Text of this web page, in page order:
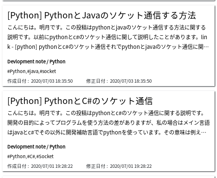
なスクリプトを管理する場合があります。例えば、logファイル整理からデータベー
スバックアップ、マイグレーション、jenkinsなどで様々なスクリプトがあります。
スクリプトだけではなく、パラメータによって実行する対象も設定する時もありま
す。それをただコンソールやスクリプトで管理することよりはウェブブラウザを利用
する画面で管理することがよいと思って使います。(ロカールスクリプト管理ツール
でjavaやphp、iisなどで管理することは大変です。)それならすごく簡単にウェブサ
ーバーを構築します。ただ、静的なウェブサーバでwebsocketを設定して運用しても
よいです。link - [python] websocketを使う方法でも、ここでは静的なサーバーを
構築してjavascriptのwebsocketを使うための説明ではありません。動的なサーバ
なのでその対策でnode.jsのsocket.ioとpythonのwebsocketがあります。グーグル
で検索するとphpのwebsocketの対策でsocket.ioの説明が多いです。いつか機会が
あればnode.jsも説明したいですが、個人的にnode.jsを好きではありません。node.j
sの言語的に限界があることよりpythonの良いローカルスクリプトがあるのに、あえ
てなぜ？と認識があるのでです。そしてsocket.ioは正確にwebsocket技術ではあり
ません。ajax long polling技術ということでhttpプロトコルでrequest＆response後
に接続をすぐに切ることではなく、少しギャップをあげることです。なので、データ
が変わる時にブラウザにとって再要求をするようにすることです。ユーザが感じるに
は、httpのプーリングで、まるで接続が接続を維持するような効果を出す方法です。
しかし、tcpで同期的に連結していることではないので、いろいろなバグが発生しま
す。代表的なのが反応が遅い点がありますね。なので私の場合はpythonのwebsock
etの実装がいいではないかと思います。pythonでwebsocketを使うためにライブラ
リをダウンロードしなければならないです。インストールが完了すればwebsocketス
クリプトを作成しましょう。そしてクライアントはローカルの適当な場所にhtmlフ
ァイルで作成します。（pythonでwebサーバーを実装していないため、webブラウ
ザを実行すべきhtmlファイルが必要です。）ウェブブラウザでの上に作成したhtml
を実行すると、j
[Python] PythonとJavaのソケット通信する方法
こんにちは。明月です。この投稿はpythonとjavaのソケット通信する方法に関する
説明です。以前にpythonとc#のソケット通信に関して説明したことがあります。lin
k - [python] pythonとc#のソケット通信それでpythonとjavaのソケット通信に関し
思えば9割がトムキャットを利用するウェブプロジェクトになります。トムキャット
を利用するのでウェブプロジェクトになりますが、内部でthreadを一つ作ってソケ
ットサーバを待機してモバイルクライアントや各種アプリケーションが接続するサー
バーを開発する時もあります。つまり、内部重要なプログラムの流れはソケットサー
バですが、ソケットサーバをコントロールプログラムはウェブプロジェクトで開発す
ることです。そのため、javaでソケット通信する時が全然ないことではないので、そ
のようなc#みたいに模擬サーバやクライアントが必要です。pythonのサーバソケッ
トを作成しましょう。link - [python] 18. ネットワーク(socket)通信する方法データ
サイズの転送バイトはlittleエンディアンを使います。次はクライアントをjavaで作成
しましょう。上の例をみればclient(java)で10回のメッセージを送る時、メッセージ
にindex番号を付けて送信しました。順番通りに受信することを確認できます。サー
バにはメッセージを受け取ってコンソールに出力して「echo:」メッセージを付けっ
Devlopment note / Python
#Python #java #socket
作成日付 : 2020/07/03 18:35:50 修正日付 : 2020/07/03 18:35:50
[Python] PythonとC#のソケット通信
こんにちは。明月です。この投稿はpythonとc#のソケット通信に関する説明です。
開発の目的によってプログラムを使う方法の差がありますが、私の場合はメイン言語
はjavaとc#でその以外に開発補助言語でpythonを使っています。その意味は例えばc
かserverのことを担当して開発することになります。(プロジェクトのサイズによっ
て両方を一緒で開発する時もあります。)もし、私がclientを開発すると思えば、serv
erとclientの通信のプロトコルを開発する部分があります。その部分はhttpconnecti
Devlopment note / Python
#Python,#C#,#Socket
作成日付 : 2020/07/01 19:28:22 修正日付 : 2020/07/01 19:28:22